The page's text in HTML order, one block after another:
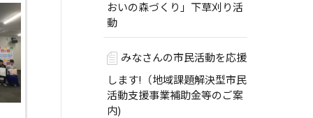
おいの森づくり」下草刈り活
動
みなさんの市民活動を応援
します!（地域課題解決型市民
活動支援事業補助金等のご案
内)